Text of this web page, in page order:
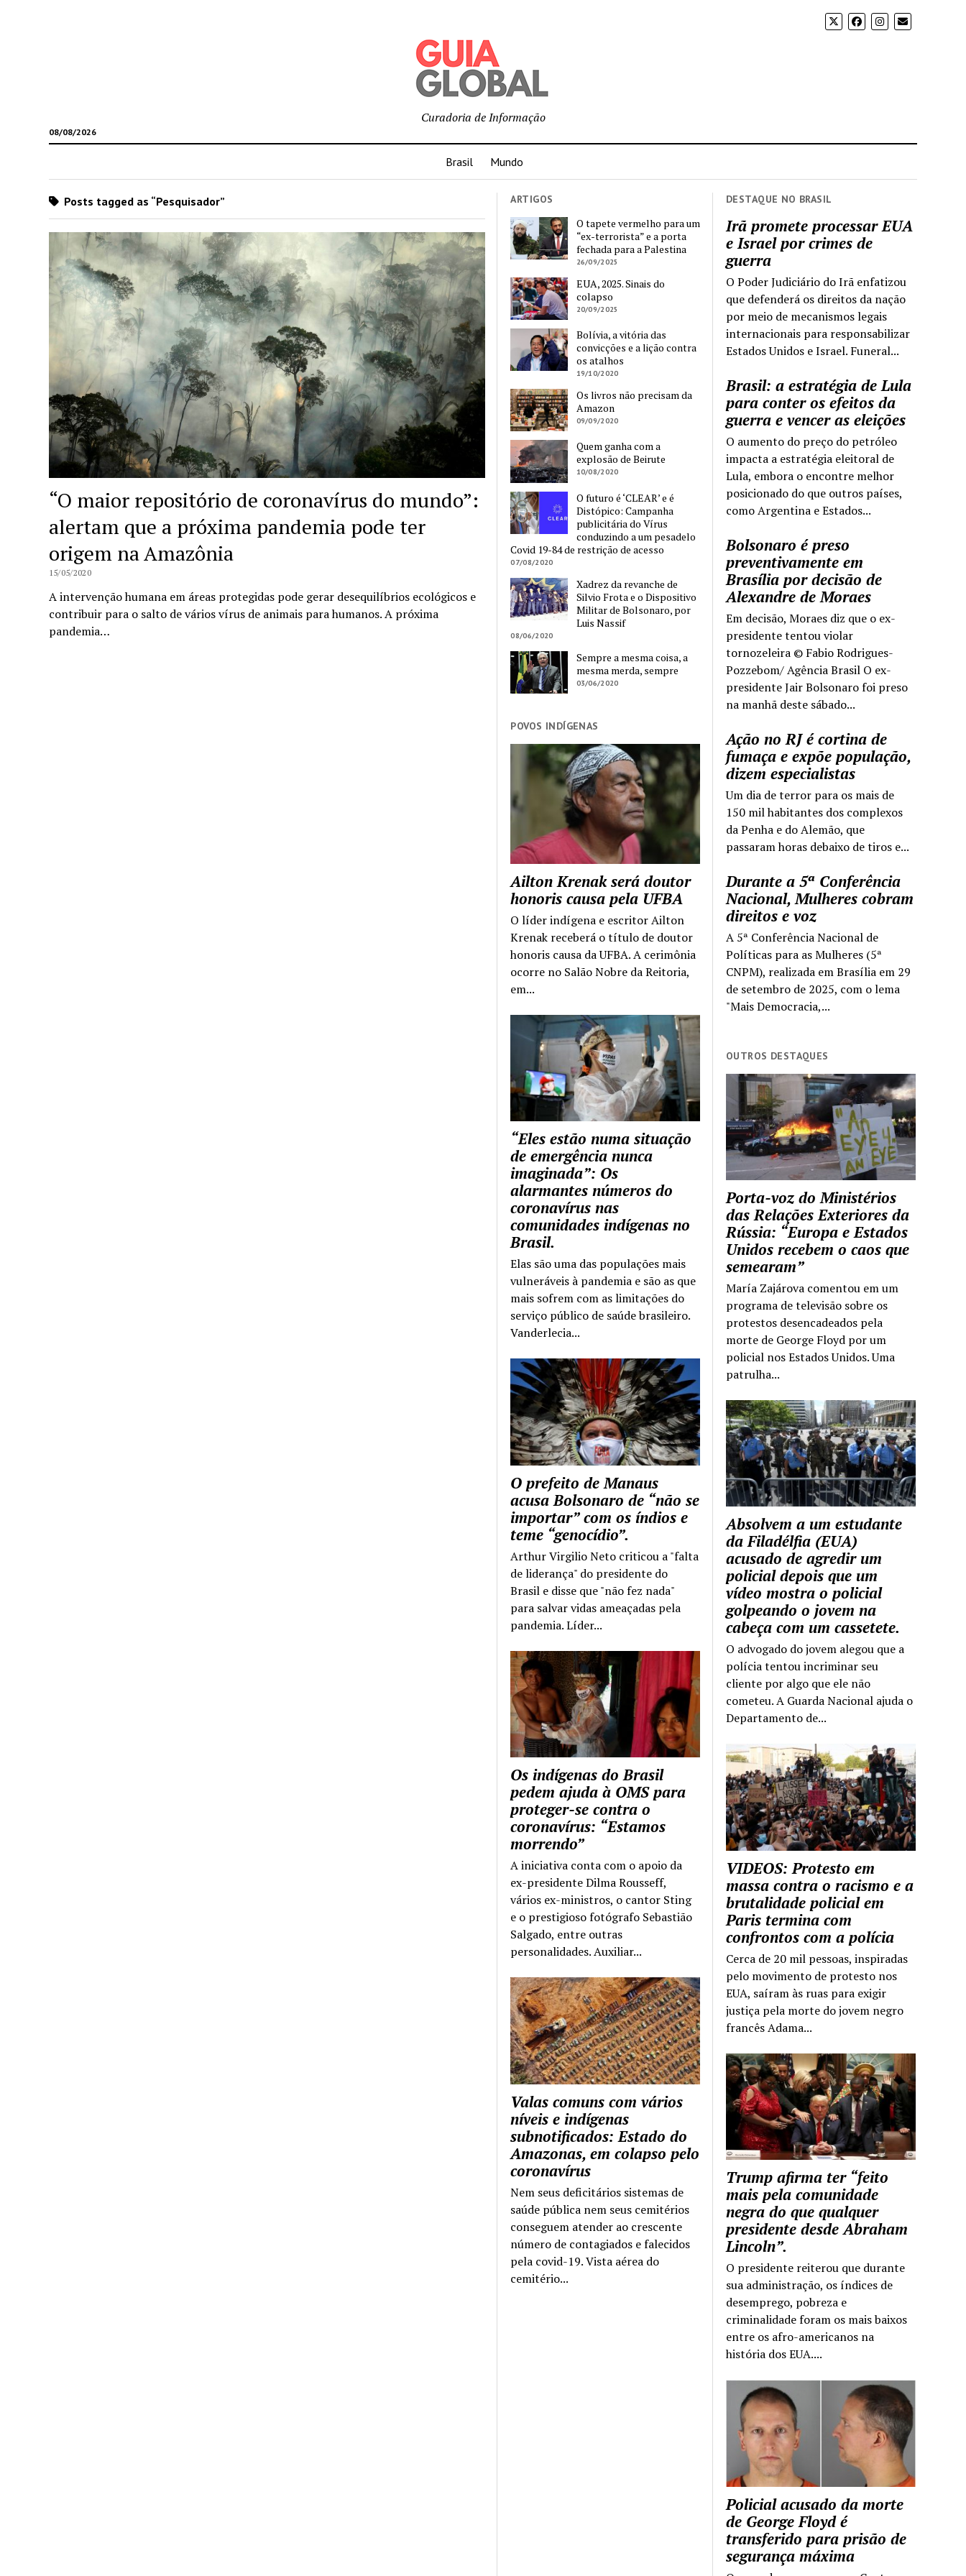
08/08/2026
Curadoria de Informação
Brasil Mundo
DESTAQUE NO BRASIL
Irã promete processar EUA
e Israel por crimes de
guerra
O Poder Judiciário do Irã enfatizou
que defenderá os direitos da nação
por meio de mecanismos legais
internacionais para responsabilizar
Estados Unidos e Israel. Funeral...
Brasil: a estratégia de Lula
para conter os efeitos da
guerra e vencer as eleições
O aumento do preço do petróleo
impacta a estratégia eleitoral de
Lula, embora o encontre melhor
posicionado do que outros países,
como Argentina e Estados...
Bolsonaro é preso
preventivamente em
Brasília por decisão de
Alexandre de Moraes
Em decisão, Moraes diz que o ex-
presidente tentou violar
tornozeleira © Fabio Rodrigues-
Pozzebom/ Agência Brasil O ex-
presidente Jair Bolsonaro foi preso
na manhã deste sábado...
Ação no RJ é cortina de
fumaça e expõe população,
dizem especialistas
Um dia de terror para os mais de
150 mil habitantes dos complexos
da Penha e do Alemão, que
passaram horas debaixo de tiros e...
Durante a 5ª Conferência
Nacional, Mulheres cobram
direitos e voz
A 5ª Conferência Nacional de
Políticas para as Mulheres (5ª
CNPM), realizada em Brasília em 29
de setembro de 2025, com o lema
"Mais Democracia,...
OUTROS DESTAQUES
Porta-voz do Ministérios
das Relações Exteriores da
Rússia: “Europa e Estados
Unidos recebem o caos que
semearam”
María Zajárova comentou em um
programa de televisão sobre os
protestos desencadeados pela
morte de George Floyd por um
policial nos Estados Unidos. Uma
patrulha...
Absolvem a um estudante
da Filadélfia (EUA)
acusado de agredir um
policial depois que um
vídeo mostra o policial
golpeando o jovem na
cabeça com um cassetete.
O advogado do jovem alegou que a
polícia tentou incriminar seu
cliente por algo que ele não
cometeu. A Guarda Nacional ajuda o
Departamento de...
VIDEOS: Protesto em
massa contra o racismo e a
brutalidade policial em
Paris termina com
confrontos com a polícia
Cerca de 20 mil pessoas, inspiradas
pelo movimento de protesto nos
EUA, saíram às ruas para exigir
justiça pela morte do jovem negro
francês Adama...
Trump afirma ter “feito
mais pela comunidade
negra do que qualquer
presidente desde Abraham
Lincoln”.
O presidente reiterou que durante
sua administração, os índices de
desemprego, pobreza e
criminalidade foram os mais baixos
entre os afro-americanos na
história dos EUA....
Policial acusado da morte
de George Floyd é
transferido para prisão de
segurança máxima
Posts tagged as “Pesquisador”
“O maior repositório de coronavírus do mundo”:
alertam que a próxima pandemia pode ter
origem na Amazônia
15/05/2020
A intervenção humana em áreas protegidas pode gerar desequilíbrios ecológicos e
contribuir para o salto de vários vírus de animais para humanos. A próxima
pandemia…
ARTIGOS
O tapete vermelho para um
“ex-terrorista” e a porta
fechada para a Palestina
26/09/2025
EUA, 2025. Sinais do
colapso
20/09/2025
Bolívia, a vitória das
convicções e a lição contra
os atalhos
19/10/2020
Os livros não precisam da
Amazon
09/09/2020
Quem ganha com a
explosão de Beirute
10/08/2020
O futuro é ‘CLEAR’ e é
Distópico: Campanha
publicitária do Vírus
conduzindo a um pesadelo
Covid 19-84 de restrição de acesso
07/08/2020
Xadrez da revanche de
Silvio Frota e o Dispositivo
Militar de Bolsonaro, por
Luis Nassif
08/06/2020
Sempre a mesma coisa, a
mesma merda, sempre
03/06/2020
POVOS INDÍGENAS
Ailton Krenak será doutor
honoris causa pela UFBA
O líder indígena e escritor Ailton
Krenak receberá o título de doutor
honoris causa da UFBA. A cerimônia
ocorre no Salão Nobre da Reitoria,
em...
“Eles estão numa situação
de emergência nunca
imaginada”: Os
alarmantes números do
coronavírus nas
comunidades indígenas no
Brasil.
Elas são uma das populações mais
vulneráveis à pandemia e são as que
mais sofrem com as limitações do
serviço público de saúde brasileiro.
Vanderlecia...
O prefeito de Manaus
acusa Bolsonaro de “não se
importar” com os índios e
teme “genocídio”.
Arthur Virgilio Neto criticou a "falta
de liderança" do presidente do
Brasil e disse que "não fez nada"
para salvar vidas ameaçadas pela
pandemia. Líder...
Os indígenas do Brasil
pedem ajuda à OMS para
proteger-se contra o
coronavírus: “Estamos
morrendo”
A iniciativa conta com o apoio da
ex-presidente Dilma Rousseff,
vários ex-ministros, o cantor Sting
e o prestigioso fotógrafo Sebastião
Salgado, entre outras
personalidades. Auxiliar...
Valas comuns com vários
níveis e indígenas
subnotificados: Estado do
Amazonas, em colapso pelo
coronavírus
Nem seus deficitários sistemas de
saúde pública nem seus cemitérios
conseguem atender ao crescente
número de contagiados e falecidos
pela covid-19. Vista aérea do
cemitério...